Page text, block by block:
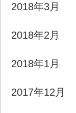
2018年3月
2018年2月
2018年1月
2017年12月